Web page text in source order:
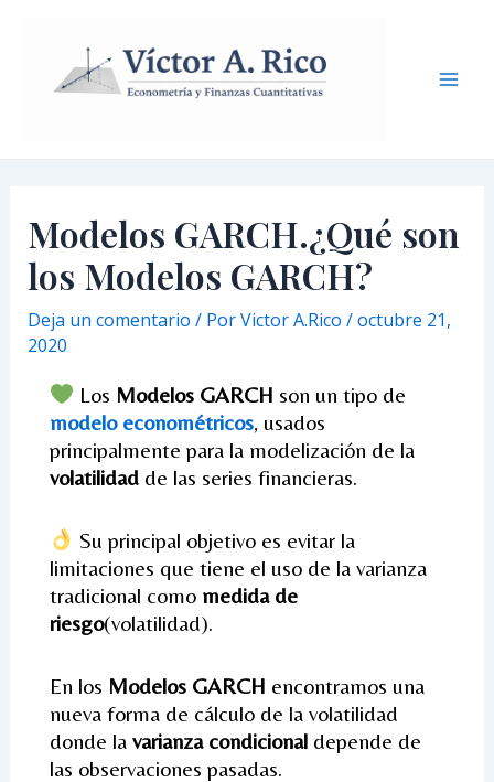
contenido
Modelos GARCH.¿Qué son
los Modelos GARCH?
Deja un comentario / PorVictor A.Rico /octubre 21,
2020
Los Modelos GARCH son un tipo de
modelo econométricos, usados
principalmente para la modelización de la
volatilidad de las series financieras.
Su principal objetivo es evitar la
limitaciones que tiene el uso de la varianza
tradicional como medida de
riesgo(volatilidad).
En los Modelos GARCH encontramos una
nueva forma de cálculo de la volatilidad
donde la varianza condicionaldepende de
las observaciones pasadas.
entradas